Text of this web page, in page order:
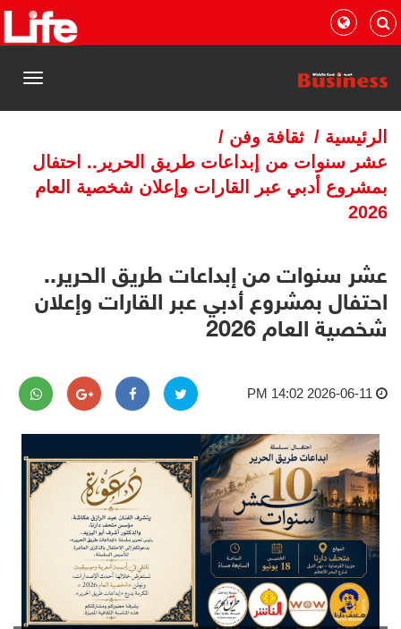
القائمة
الرئيسية / ثقافة وفن /
عشر سنوات من إبداعات طريق الحرير.. احتفال
بمشروع أدبي عبر القارات وإعلان شخصية العام
2026
عشر سنوات من إبداعات طريق الحرير..
احتفال بمشروع أدبي عبر القارات وإعلان
شخصية العام 2026
2026-06-11 14:02 PM